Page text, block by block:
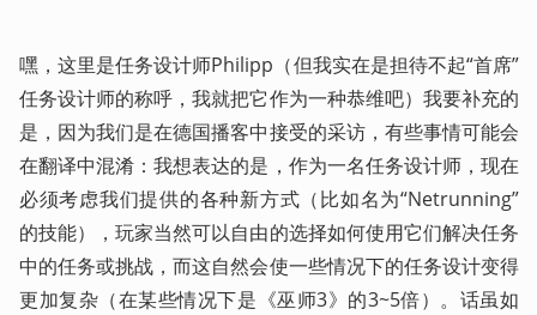
嘿，这里是任务设计师Philipp（但我实在是担待不起“首席”
任务设计师的称呼，我就把它作为一种恭维吧）我要补充的
是，因为我们是在德国播客中接受的采访，有些事情可能会
在翻译中混淆：我想表达的是，作为一名任务设计师，现在
必须考虑我们提供的各种新方式（比如名为“Netrunning”
的技能），玩家当然可以自由的选择如何使用它们解决任务
中的任务或挑战，而这自然会使一些情况下的任务设计变得
更加复杂（在某些情况下是《巫师3》的3~5倍）。话虽如